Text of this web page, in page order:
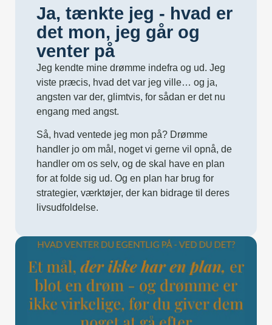
Ja, tænkte jeg - hvad er
det mon, jeg går og
venter på
Jeg kendte mine drømme indefra og ud. Jeg
viste præcis, hvad det var jeg ville… og ja,
angsten var der, glimtvis, for sådan er det nu
engang med angst.
Så, hvad ventede jeg mon på? Drømme
handler jo om mål, noget vi gerne vil opnå, de
handler om os selv, og de skal have en plan
for at folde sig ud. Og en plan har brug for
strategier, værktøjer, der kan bidrage til deres
livsudfoldelse.